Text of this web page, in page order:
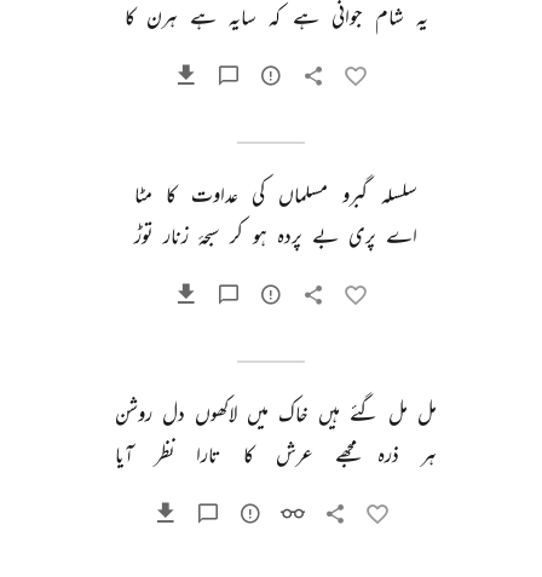
یہ شام جوانی ہے کہ سایہ ہے ہرن کا
سلسلہ گبرو مسلماں کی عداوت کا مٹا
اے پری بے پردہ ہو کر سبحۂ زنار توڑ
مل مل گئے ہیں خاک میں لاکھوں دل روشن
ہر
ذرہ مجھے عرش کا تارا نظر آیا